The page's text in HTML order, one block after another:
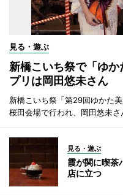
見る・遊ぶ
新橋こいち祭で「ゆ
プリは岡田悠未さん
新橋こいち祭「第29回ゆかた
桜田会場で行われ、岡田悠未さ
見る・遊ぶ
霞が関に喫
店に立つ